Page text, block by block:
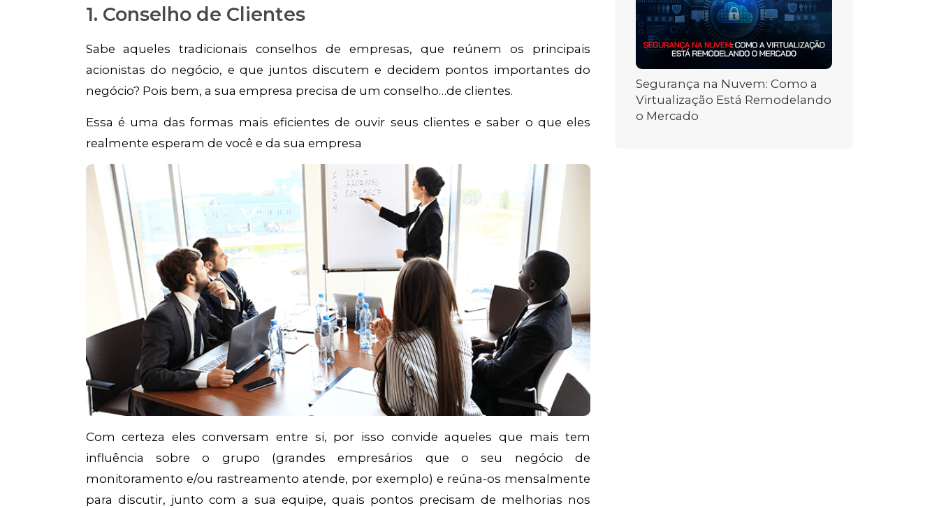
1. Conselho de Clientes
Sabe aqueles tradicionais conselhos de empresas, que reúnem os principais
acionistas do negócio, e que juntos discutem e decidem pontos importantes do
negócio? Pois bem, a sua empresa precisa de um conselho…de clientes.
Essa é uma das formas mais eficientes de ouvir seus clientes e saber o que eles
realmente esperam de você e da sua empresa
Com certeza eles conversam entre si, por isso convide aqueles que mais tem
influência sobre o grupo (grandes empresários que o seu negócio de
monitoramento e/ou rastreamento atende, por exemplo) e reúna-os mensalmente
para discutir, junto com a sua equipe, quais pontos precisam de melhorias nos
Segurança na Nuvem: Como a
Virtualização Está Remodelando
o Mercado